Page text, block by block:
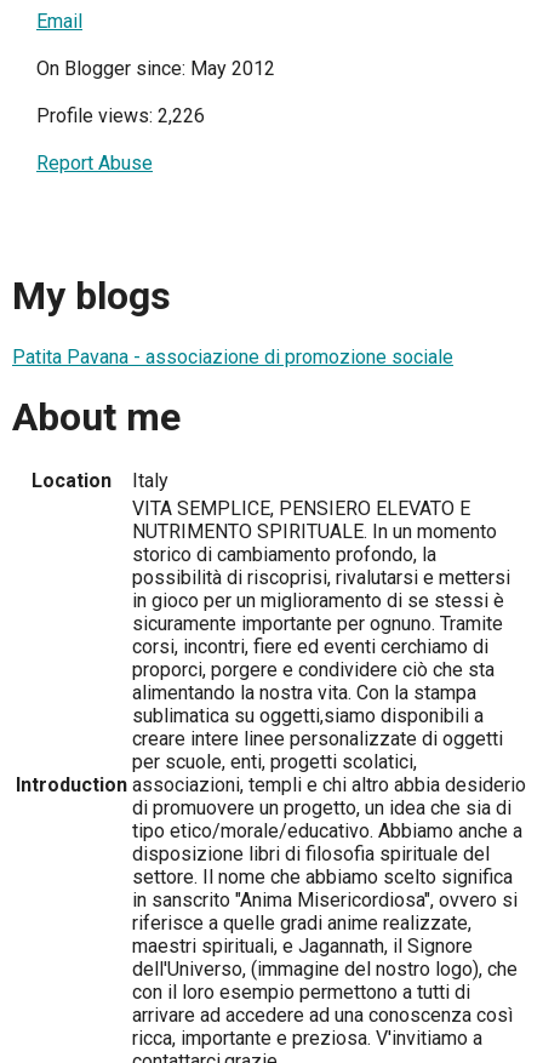
Email
On Blogger since: May 2012
Profile views: 2,226
Report Abuse
My blogs
Patita Pavana - associazione di promozione sociale
About me
Location Italy
Introduction
VITA SEMPLICE, PENSIERO ELEVATO E
NUTRIMENTO SPIRITUALE. In un momento
storico di cambiamento profondo, la
possibilità di riscoprisi, rivalutarsi e mettersi
in gioco per un miglioramento di se stessi è
sicuramente importante per ognuno. Tramite
corsi, incontri, fiere ed eventi cerchiamo di
proporci, porgere e condividere ciò che sta
alimentando la nostra vita. Con la stampa
sublimatica su oggetti,siamo disponibili a
creare intere linee personalizzate di oggetti
per scuole, enti, progetti scolatici,
associazioni, templi e chi altro abbia desiderio
di promuovere un progetto, un idea che sia di
tipo etico/morale/educativo. Abbiamo anche a
disposizione libri di filosofia spirituale del
settore. Il nome che abbiamo scelto significa
in sanscrito "Anima Misericordiosa", ovvero si
riferisce a quelle gradi anime realizzate,
maestri spirituali, e Jagannath, il Signore
dell'Universo, (immagine del nostro logo), che
con il loro esempio permettono a tutti di
arrivare ad accedere ad una conoscenza così
ricca, importante e preziosa. V'invitiamo a